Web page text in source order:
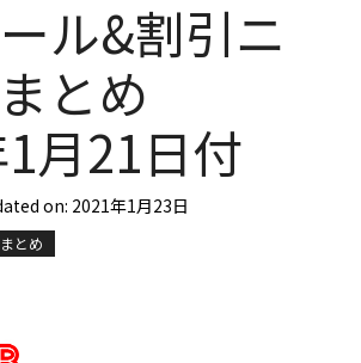
ル&割引ニ
とめ
月21日付
on: 2021年1月23日
とめ